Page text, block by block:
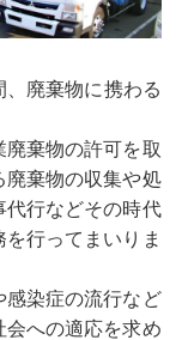
廃棄物に携わる
棄物の許可を取
棄物の収集や処
行などその時代
行ってまいりま
感染症の流行など
への適応を求め